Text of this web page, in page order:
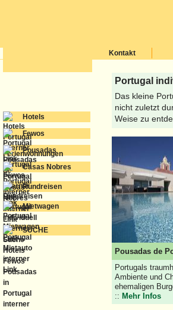
Kontakt
Portugal
Das kleine
nicht zuletzt
Weise zu
Pousadas de
Portugals
Ambiente und
ehemaligen
:: Mehr Infos
Hotels
Fewos
Pousadas
Casas Nobres
Rundreisen
Mietwagen
SUCHE